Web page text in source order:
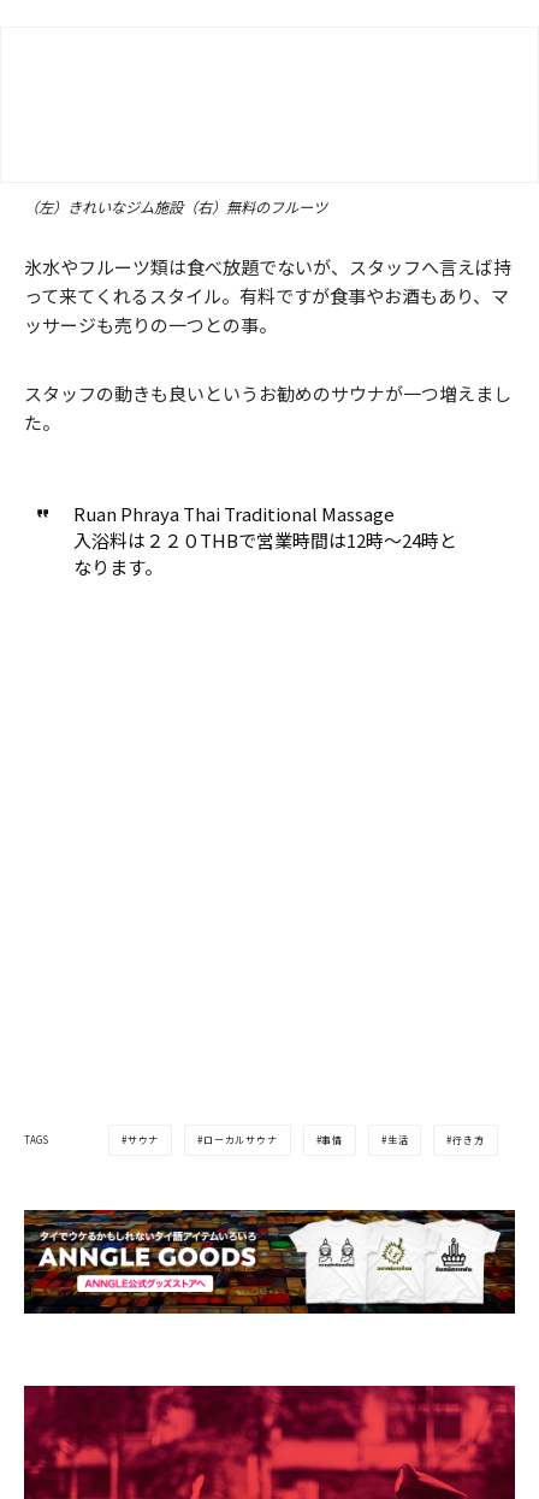
（左）きれいなジム施設（右）無料のフルーツ
氷水やフルーツ類は食べ放題でないが、スタッフへ言えば持
って来てくれるスタイル。有料ですが食事やお酒もあり、マ
ッサージも売りの一つとの事。
スタッフの動きも良いというお勧めのサウナが一つ増えまし
た。
Ruan Phraya Thai Traditional Massage
入浴料は２２０THBで営業時間は12時～24時と
なります。
TAGS サウナ ローカルサウナ 事情 生活 行き方